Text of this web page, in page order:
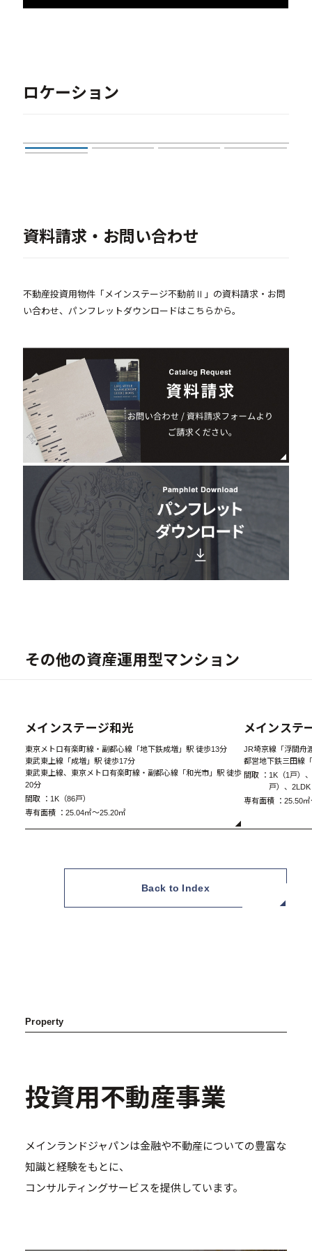
ロケーション
資料請求・お問い合わせ
不動産投資用物件「メインステージ不動前Ⅱ」の資料請求・お問
い合わせ、パンフレットダウンロードはこちらから。
その他の資産運用型マンション
メインステージ和光
東京メトロ有楽町線・副都心線「地下鉄成増」駅 徒歩13分
東武東上線「成増」駅 徒歩17分
東武東上線、東京メトロ有楽町線・副都心線「和光市」駅 徒歩
20分
間取 ： 1K（86戸）
専有面積 ： 25.04㎡～25.20㎡
メインステ
JR埼京線「浮間舟
都営地下鉄三田線
間取 ： 1K（1戸）
戸）、
専有面積 ： 25.50
Back to Index
Property
投資用不動産事業
メインランドジャパンは金融や不動産についての豊富な
知識と経験をもとに、
コンサルティングサービスを提供しています。